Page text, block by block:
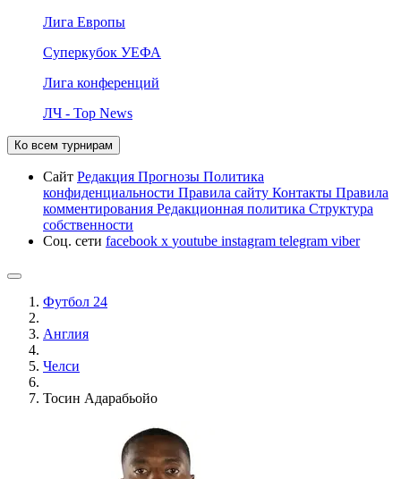
Лига Европы
Суперкубок УЕФА
Лига конференций
ЛЧ - Top News
Ко всем турнирам
Сайт Редакция Прогнозы Политика
конфиденциальности Правила сайту Контакты Правила
комментирования Редакционная политика Структура
собственности
Соц. сети facebook x youtube instagram telegram viber
Футбол 24
Англия
Челси
Тосин Адарабьойо